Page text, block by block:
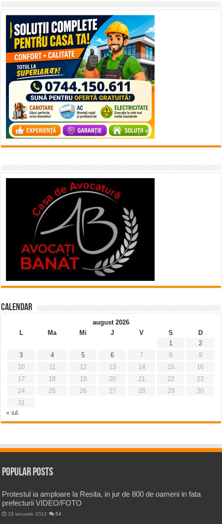
Calendar
august 2026
L
Ma Mi J V S
D
1
2
3
4 5 6 7 8
9
10
11 12 13 14 15
16
17
18 19 20 21 22
23
24
25 26 27 28 29
30
31
« iul.
Popular Posts
Protestul ia amploare la Resita, in jur de 800 de oameni in fata
prefecturii VIDEO/FOTO
19 ianuarie 2012 54